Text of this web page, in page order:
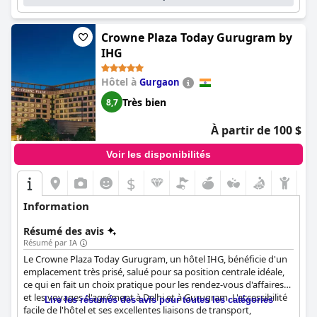
permet de rejoindre facilement les principaux quartiers de Delhi.
De plus, l'hôtel dispose d'un club japonais avec des
équipements de style japonais et il est également adapté aux
Crowne Plaza Today Gurugram by
IHG
Hôtel à Gurgaon
8,7 Très bien
À partir de 100 $
Voir les disponibilités
$
Information
Résumé des avis
Résumé par IA
Le Crowne Plaza Today Gurugram, un hôtel IHG, bénéficie d'un
emplacement très prisé, salué pour sa position centrale idéale,
ce qui en fait un choix pratique pour les rendez-vous d'affaires
et les voyages d'agrément à Delhi et à Gurugram. L'accessibilité
facile de l'hôtel et ses excellentes liaisons de transport,
Lire les résumés des avis pour toutes les catégories